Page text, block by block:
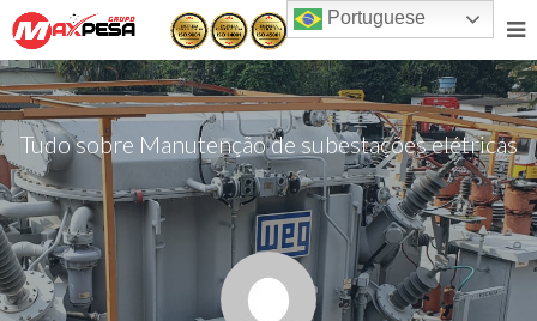
Tudo sobre Manutenção de subestações elétricas
Portuguese